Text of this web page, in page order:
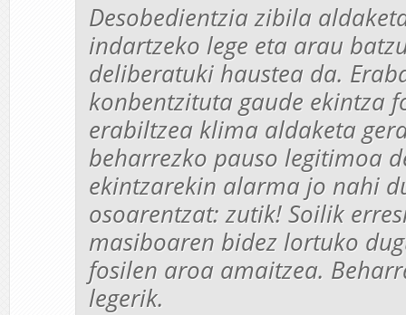
Desobedientzia zibila
indartzeko lege eta arau
deliberatuki haustea da.
konbentzituta gaude ekintza
erabiltzea klima aldaketa
beharrezko pauso legitimoa
ekintzarekin alarma jo nahi
osoarentzat: zutik! Soilik
masiboaren bidez lortuko
fosilen aroa amaitzea.
legerik.